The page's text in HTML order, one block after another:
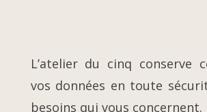
L’atelier du cinq conserve
vos données en toute
besoins qui vous concernent.